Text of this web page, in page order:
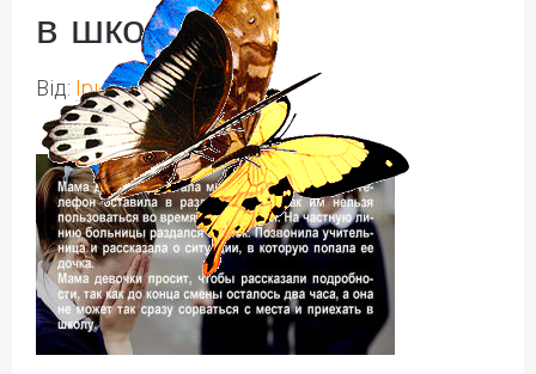
в школе 2
Від: Ірина Іваськів